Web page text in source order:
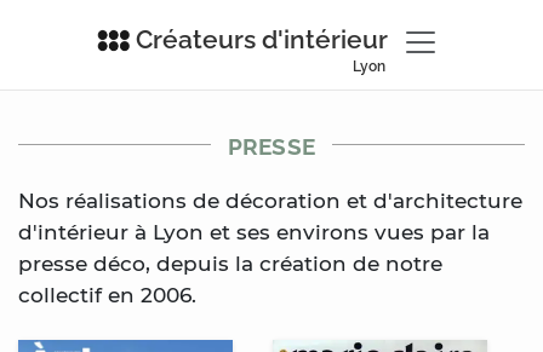
Créateurs d'intérieur
Lyon
PRESSE
Nos réalisations de décoration et d'architecture
d'intérieur à Lyon et ses environs vues par la
presse déco, depuis la création de notre
collectif en 2006.